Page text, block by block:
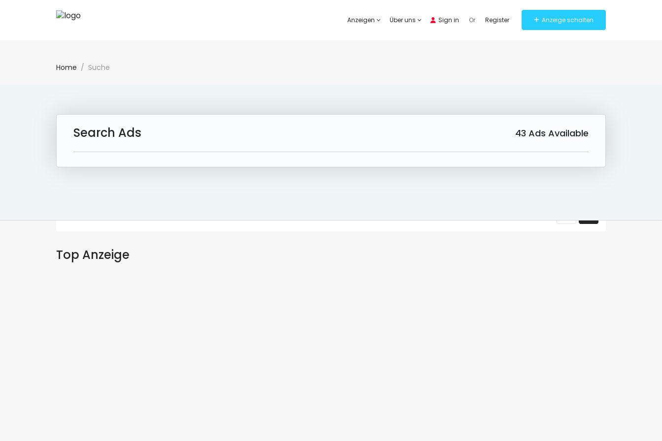
Anzeigen Über uns Sign in Or Register Anzeige schalten
Home Suche
Search Ads 43 Ads Available
Top Anzeige